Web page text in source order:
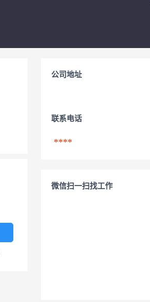
公司地址
联系电话
****
微信扫一扫找工作